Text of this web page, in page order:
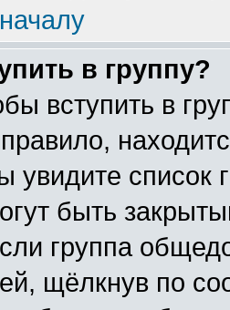
в группу?
вступить в
увидите список
быть
группа
щёлкнув по